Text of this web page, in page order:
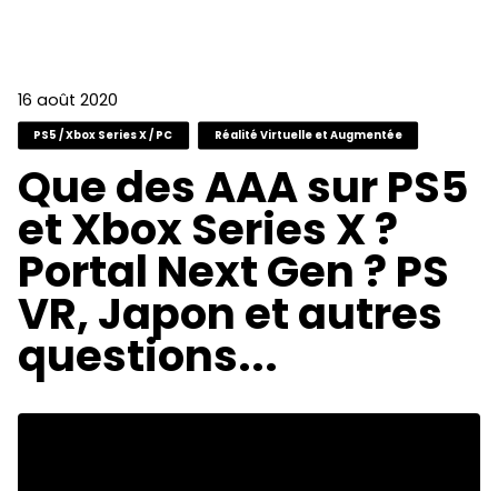
16 août 2020
PS5 / Xbox Series X / PC Réalité Virtuelle et Augmentée
Que des AAA sur PS5
et Xbox Series X ?
Portal Next Gen ? PS
VR, Japon et autres
questions...